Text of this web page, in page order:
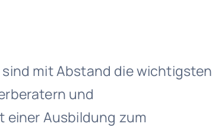
mit Abstand die wichtigsten
und
Ausbildung zum